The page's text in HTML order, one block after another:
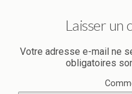
Laisser un
Votre adresse e-mail ne
obligatoires